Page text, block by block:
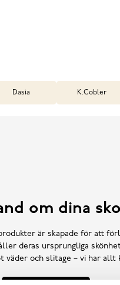
Dasia K.Cobler
om dina
är skapade för att
deras ursprungliga
och slitage – vi har allt